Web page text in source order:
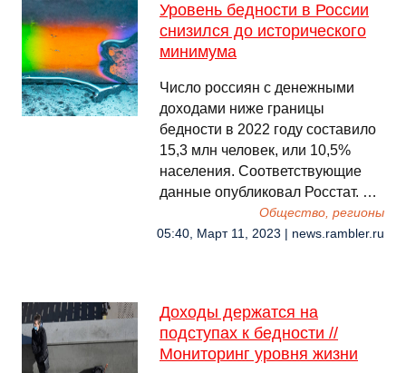
Уровень бедности в России
снизился до исторического
минимума
Число россиян с денежными
доходами ниже границы
бедности в 2022 году составило
15,3 млн человек, или 10,5%
населения. Соответствующие
данные опубликовал Росстат. …
Общество, регионы
05:40, Март 11, 2023 | news.rambler.ru
Доходы держатся на
подступах к бедности //
Мониторинг уровня жизни